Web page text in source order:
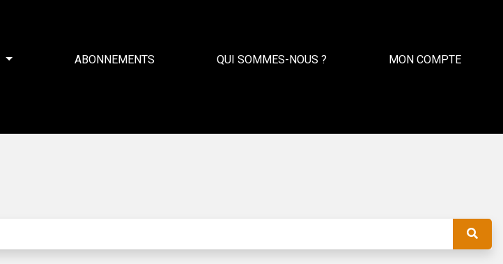
ABONNEMENTS QUI SOMMES-NOUS ?
MON COMPTE